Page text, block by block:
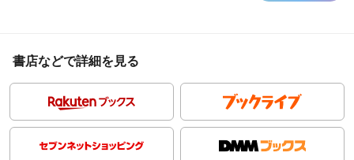
書店などで詳細を見る